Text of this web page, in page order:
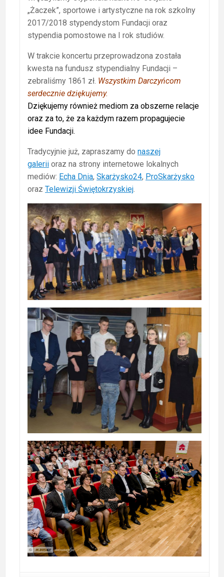
„Żaczek”, sportowe i artystyczne na rok szkolny
2017/2018 stypendystom Fundacji oraz
stypendia pomostowe na I rok studiów.
W trakcie koncertu przeprowadzona została
kwesta na fundusz stypendialny Fundacji –
zebraliśmy 1861 zł. Wszystkim Darczyńcom
serdecznie dziękujemy.
Dziękujemy również mediom za obszerne relacje
oraz za to, że za każdym razem propagujecie
idee Fundacji.
Tradycyjnie już, zapraszamy do naszej
galerii oraz na strony internetowe lokalnych
mediów: Echa Dnia, Skarżysko24, ProSkarżysko
oraz Telewizji Świętokrzyskiej